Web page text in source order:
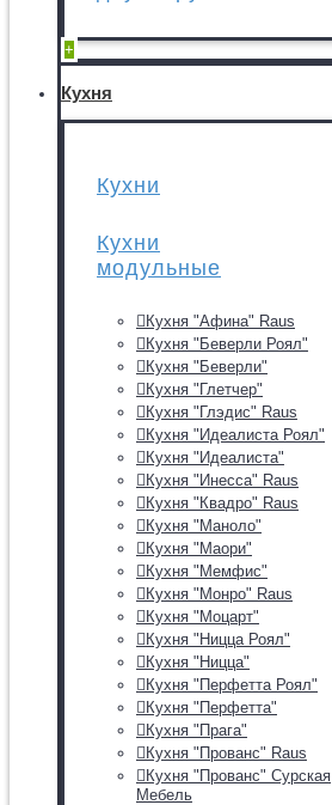
+
Кухня
Кухни
Кухни
модульные
Кухня "Афина" Raus
Кухня "Беверли Роял"
Кухня "Беверли"
Кухня "Глетчер"
Кухня "Глэдис" Raus
Кухня "Идеалиста Роял"
Кухня "Идеалиста"
Кухня "Инесса" Raus
Кухня "Квадро" Raus
Кухня "Маноло"
Кухня "Маори"
Кухня "Мемфис"
Кухня "Монро" Raus
Кухня "Моцарт"
Кухня "Ницца Роял"
Кухня "Ницца"
Кухня "Перфетта Роял"
Кухня "Перфетта"
Кухня "Прага"
Кухня "Прованс" Raus
Кухня "Прованс" Сурская
Мебель